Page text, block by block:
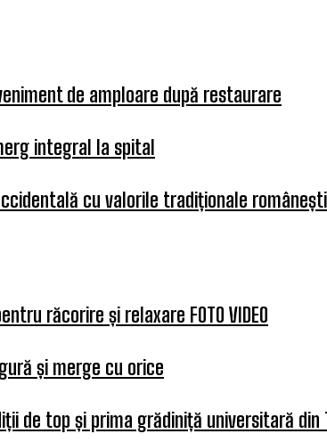
de amploare după restaurare
integral la spital
cu valorile tradiționale românești
răcorire și relaxare FOTO VIDEO
și merge cu orice
de top și prima grădiniță universitară din